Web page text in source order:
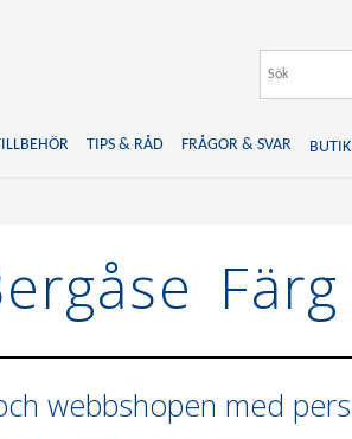
webbshopen med
TIPS & RÅD FRÅGOR & SVAR